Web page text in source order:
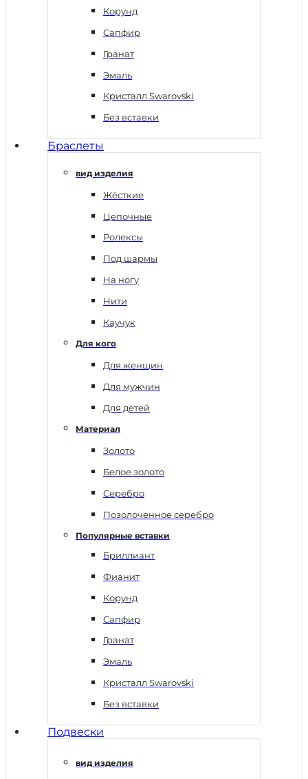
Корунд
Сапфир
Гранат
Эмаль
Кристалл Swarovski
Без вставки
Браслеты
вид изделия
Жёсткие
Цепочные
Ролексы
Под шармы
На ногу
Нити
Каучук
Для кого
Для женщин
Для мужчин
Для детей
Материал
Золото
Белое золото
Серебро
Позолоченное серебро
Популярные вставки
Бриллиант
Фианит
Корунд
Сапфир
Гранат
Эмаль
Кристалл Swarovski
Без вставки
Подвески
вид изделия